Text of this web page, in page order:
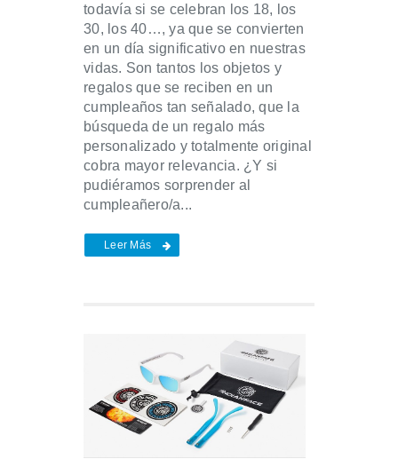
todavía si se celebran los 18, los
30, los 40…, ya que se convierten
en un día significativo en nuestras
vidas. Son tantos los objetos y
regalos que se reciben en un
cumpleaños tan señalado, que la
búsqueda de un regalo más
personalizado y totalmente original
cobra mayor relevancia. ¿Y si
pudiéramos sorprender al
cumpleañero/a...
Leer Más